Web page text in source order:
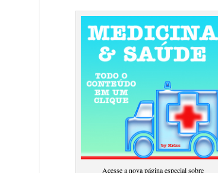
Acesse a nova página especial sobre